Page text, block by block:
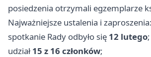
posiedzenia otrzymali egzemplarze
Najważniejsze ustalenia i zaproszenia:
spotkanie Rady odbyło się 12 lutego
udział15 z 16 członków;